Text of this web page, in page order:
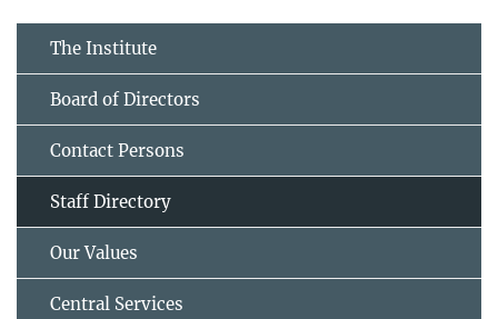
The Institute
Board of Directors
Contact Persons
Staff Directory
Our Values
Central Services